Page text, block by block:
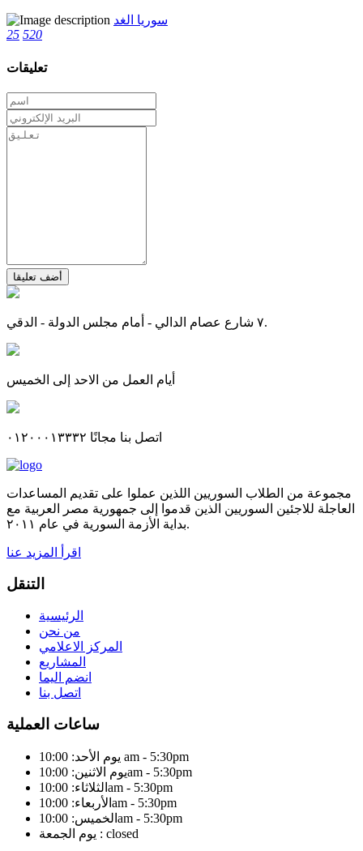
سوريا الغد
25 520
تعليقات
أضف تعليقا
٧ شارع عصام الدالي - أمام مجلس الدولة - الدقي.
أيام العمل من الاحد إلى الخميس
اتصل بنا مجانًا ٠١٢٠٠٠١٣٣٣٢
مجموعة من الطلاب السوريين اللذين عملوا على تقديم المساعدات
العاجلة للاجئين السوريين الذين قدموا إلى جمهورية مصر العربية مع
بداية الأزمة السورية في عام ٢٠١١.
اقرأ المزيد عنا
التنقل
الرئيسية
من نحن
المركز الاعلامي
المشاريع
انضم اليما
اتصل بنا
ساعات العملية
يوم الأحد: 10:00 am - 5:30pm
يوم الاثنين: 10:00am - 5:30pm
الثلاثاء: 10:00am - 5:30pm
الأربعاء: 10:00am - 5:30pm
الخميس: 10:00am - 5:30pm
يوم الجمعة : closed